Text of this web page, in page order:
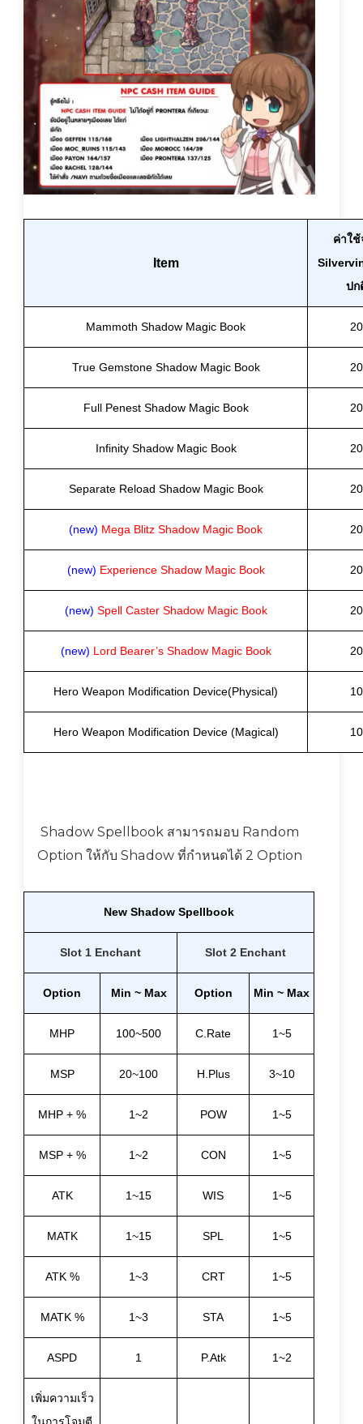
Item
ค่าใช้
ปก
Mammoth Shadow Magic Book 20
True Gemstone Shadow Magic Book 20
Full Penest Shadow Magic Book 20
Infinity Shadow Magic Book 20
Separate Reload Shadow Magic Book 20
(new) Mega Blitz Shadow Magic Book 20
(new) Experience Shadow Magic Book 20
(new) Spell Caster Shadow Magic Book 20
(new) Lord Bearer’s Shadow Magic Book 20
Hero Weapon Modification Device(Physical) 10
Hero Weapon Modification Device (Magical) 10
Shadow Spellbook สามารถมอบ Random
Option ให้กับ Shadow ที่กำหนดได้ 2 Option
New Shadow Spellbook
Slot 1 Enchant Slot 2 Enchant
Option Min ~ Max Option Min ~ Max
MHP 100~500 C.Rate 1~5
MSP 20~100 H.Plus 3~10
MHP + % 1~2 POW 1~5
MSP + % 1~2 CON 1~5
ATK 1~15 WIS 1~5
MATK 1~15 SPL 1~5
ATK % 1~3 CRT 1~5
MATK % 1~3 STA 1~5
ASPD 1 P.Atk 1~2
เพิ่มความเร็ว
ในการโจมตี